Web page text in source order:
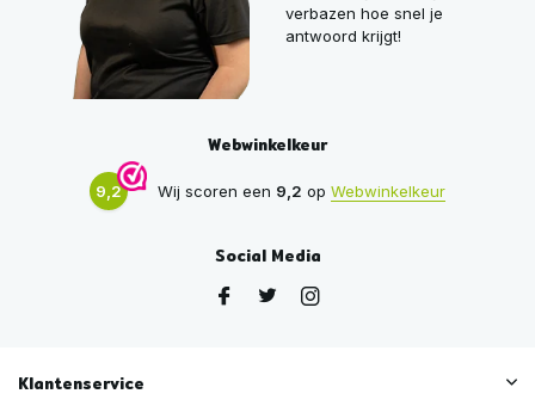
verbazen hoe snel je
antwoord krijgt!
Webwinkelkeur
9,2 Wij scoren een 9,2 op Webwinkelkeur
Social Media
Klantenservice